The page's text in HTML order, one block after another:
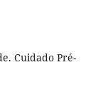
Cuidado Pré-